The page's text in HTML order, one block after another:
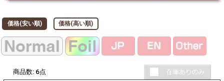
価格(安い順) 価格(高い順)
商品数: 6点